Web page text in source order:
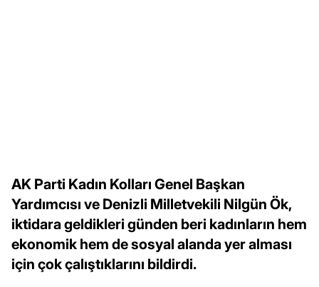
AK Parti Kadın Kolları Genel Başkan
Yardımcısı ve Denizli Milletvekili Nilgün Ök,
iktidara geldikleri günden beri kadınların hem
ekonomik hem de sosyal alanda yer alması
için çok çalıştıklarını bildirdi.